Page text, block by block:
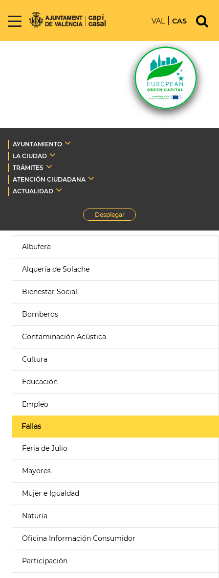
VAL CAS
AYUNTAMIENTO
LA CIUDAD
TRÁMITES
ATENCIÓN CIUDADANA
ACTUALIDAD
Desplegar
Albufera
Alquería de Solache
Bienestar Social
Bomberos
Contaminación Acústica
Cultura
Educación
Empleo
Fallas
Feria de Julio
Mayores
Mujer e Igualdad
Naturia
Oficina Información Consumidor
Participación